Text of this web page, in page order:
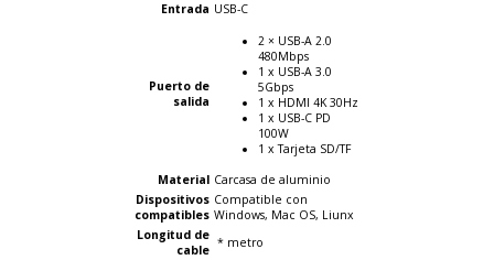
Entrada USB-C
Puerto de
salida
2 × USB-A 2.0
480Mbps
1 x USB-A 3.0
5Gbps
1 x HDMI 4K 30Hz
1 x USB-C PD
100W
1 x Tarjeta SD/TF
Material Carcasa de aluminio
Dispositivos
compatibles
Compatible con
Windows, Mac OS, Liunx
Longitud de
cable * metro